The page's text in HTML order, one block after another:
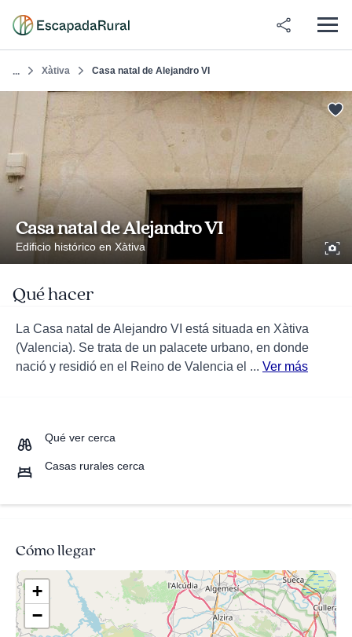
... Xàtiva Casa natal de Alejandro VI
Casa natal de Alejandro VI
Edificio histórico en Xàtiva
Qué hacer
La Casa natal de Alejandro VI está situada en Xàtiva
(Valencia). Se trata de un palacete urbano, en donde
nació y residió en el Reino de Valencia el ... Ver más
Qué ver cerca
Casas rurales cerca
Cómo llegar
+
−